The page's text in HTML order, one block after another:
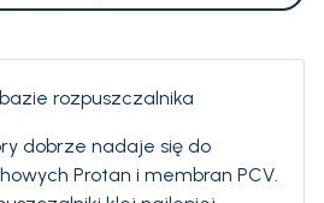
rozpuszczalnika
dobrze nadaje się do
Protan i membran PCV.